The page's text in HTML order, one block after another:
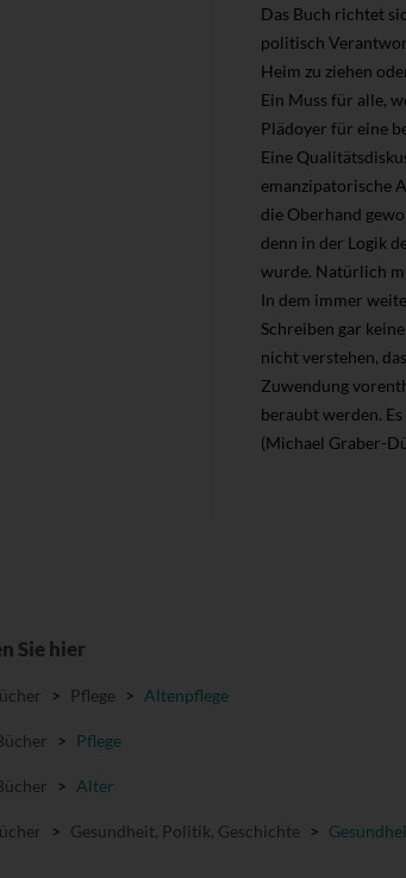
Das Buch richtet
politisch
Heim zu ziehen
Ein Muss für alle,
Plädoyer für eine
Eine
emanzipatorische
die Oberhand
denn in der Logik
wurde. Natürlich
In dem immer
Schreiben gar
nicht verstehen,
Zuwendung
beraubt werden.
(Michael Graber-
Sie hier
> Pflege > Altenpflege
> Pflege
> Alter
> Gesundheit, Politik, Geschichte >